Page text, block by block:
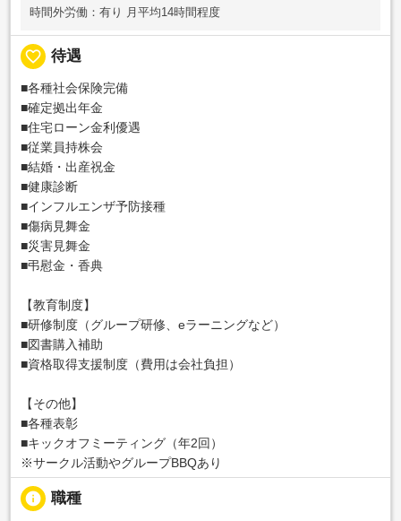
時間外労働：有り 月平均14時間程度
favorite_border 待遇
■各種社会保険完備
■確定拠出年金
■住宅ローン金利優遇
■従業員持株会
■結婚・出産祝金
■健康診断
■インフルエンザ予防接種
■傷病見舞金
■災害見舞金
■弔慰金・香典
【教育制度】
■研修制度（グループ研修、eラーニングなど）
■図書購入補助
■資格取得支援制度（費用は会社負担）
【その他】
■各種表彰
■キックオフミーティング（年2回）
※サークル活動やグループBBQあり
info 職種